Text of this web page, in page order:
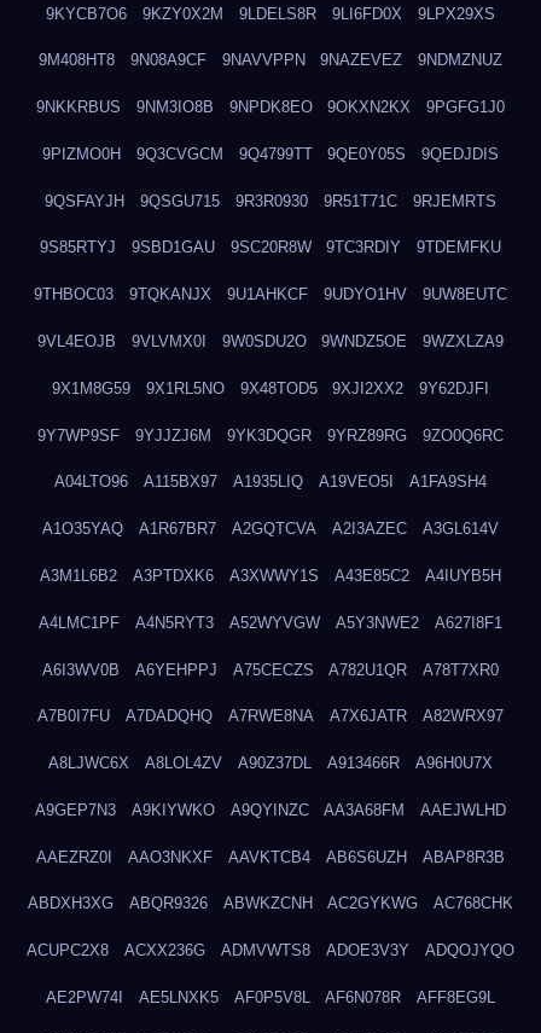
9KYCB7O6 9KZY0X2M 9LDELS8R 9LI6FD0X 9LPX29XS
9M408HT8 9N08A9CF 9NAVVPPN 9NAZEVEZ 9NDMZNUZ
9NKKRBUS 9NM3IO8B 9NPDK8EO 9OKXN2KX 9PGFG1J0
9PIZMO0H 9Q3CVGCM 9Q4799TT 9QE0Y05S 9QEDJDIS
9QSFAYJH 9QSGU715 9R3R0930 9R51T71C 9RJEMRTS
9S85RTYJ 9SBD1GAU 9SC20R8W 9TC3RDIY 9TDEMFKU
9THBOC03 9TQKANJX 9U1AHKCF 9UDYO1HV 9UW8EUTC
9VL4EOJB 9VLVMX0I 9W0SDU2O 9WNDZ5OE 9WZXLZA9
9X1M8G59 9X1RL5NO 9X48TOD5 9XJI2XX2 9Y62DJFI
9Y7WP9SF 9YJJZJ6M 9YK3DQGR 9YRZ89RG 9ZO0Q6RC
A04LTO96 A115BX97 A1935LIQ A19VEO5I A1FA9SH4
A1O35YAQ A1R67BR7 A2GQTCVA A2I3AZEC A3GL614V
A3M1L6B2 A3PTDXK6 A3XWWY1S A43E85C2 A4IUYB5H
A4LMC1PF A4N5RYT3 A52WYVGW A5Y3NWE2 A627I8F1
A6I3WV0B A6YEHPPJ A75CECZS A782U1QR A78T7XR0
A7B0I7FU A7DADQHQ A7RWE8NA A7X6JATR A82WRX97
A8LJWC6X A8LOL4ZV A90Z37DL A913466R A96H0U7X
A9GEP7N3 A9KIYWKO A9QYINZC AA3A68FM AAEJWLHD
AAEZRZ0I AAO3NKXF AAVKTCB4 AB6S6UZH ABAP8R3B
ABDXH3XG ABQR9326 ABWKZCNH AC2GYKWG AC768CHK
ACUPC2X8 ACXX236G ADMVWTS8 ADOE3V3Y ADQOJYQO
AE2PW74I AE5LNXK5 AF0P5V8L AF6N078R AFF8EG9L